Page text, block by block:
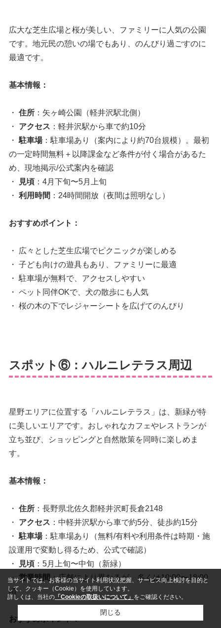
広大な芝生広場と桜が美しい、ファミリーに人気の公園
です。地元民の憩いの場でもあり、のんびり過ごすのに
最適です。
基本情報：
・ 住所：矢ヶ崎公園（軽井沢駅北側）
・ アクセス ：軽井沢駅から車で約10分
・ 駐車場：駐車場あり（案内により約70台規模）。最初
の一定時間無料＋以降課金など条件が付く場合があるた
め、現地掲示/公式案内を確認
・
見頃：4月下旬〜5月上旬
・ 利用時間 ：24時間開放（夜間は照明なし）
おすすめポイント：
・ 広々とした芝生広場でピクニックが楽しめる
・ 子ども向けの遊具もあり、ファミリーに最適
・ 駐車場が無料で、アクセスしやすい
・ ペット同伴OKで、犬の散歩にも人気
・ 桜の木の下でレジャーシートを広げてのんびり
スポット⑥：ハルニレテラス周辺
星野エリアに位置する「ハルニレテラス」は、新緑が特
に美しいエリアです。おしゃれなカフェやレストランが
立ち並び、ショッピングと自然散策を同時に楽しめま
す。
基本情報：
・ 住所：長野県北佐久郡軽井沢町長倉2148
・ アクセス ：中軽井沢駅から車で約5分、徒歩約15分
・ 駐車場：駐車場あり（無料/有料や利用条件は時期・施
設運用で変動し得るため、公式で確認）
・
見頃：5月上旬〜中旬（新緑）
・営業時間：店舗により異なるが、多くは10:00〜18:00
頃
おすすめポイント：
当サイトでは、お客様の当サイト利用状況把握、サービス向上検討を目的と
して、クッキー（Cookie）を使用しています。
詳しくは、当社の 「Cookieの取扱いについて」 をご確認ください。
閉じる